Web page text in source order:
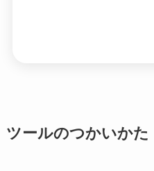
ツールのつかいかた